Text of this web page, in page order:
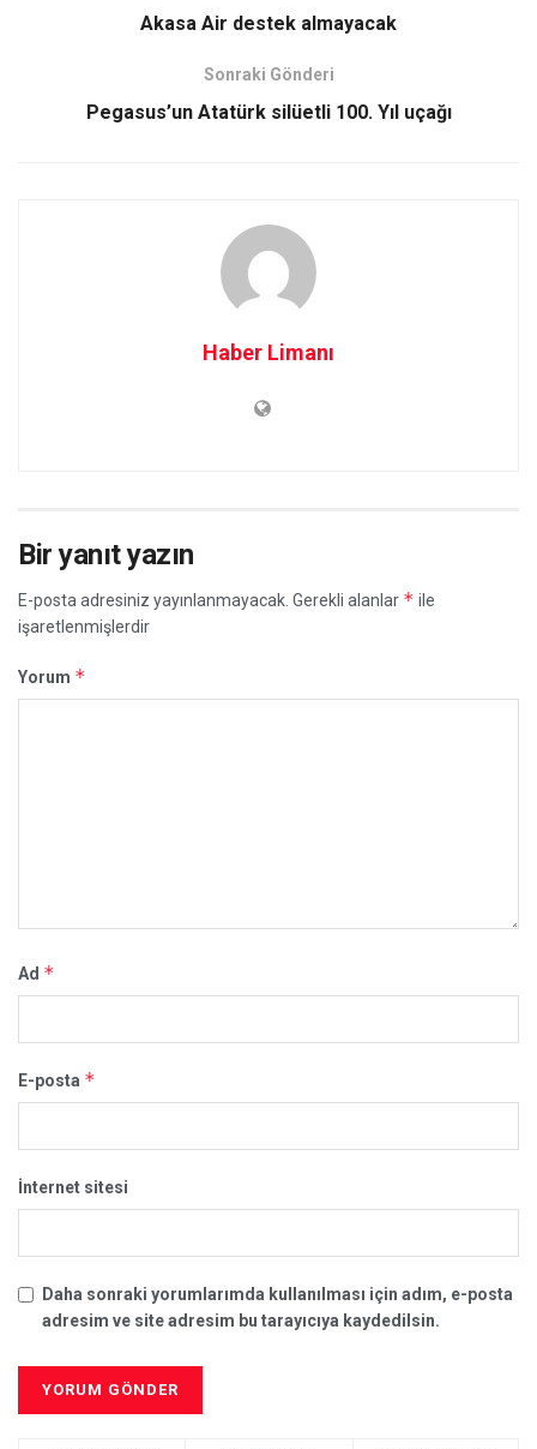
Akasa Air destek almayacak
Sonraki Gönderi
Pegasus’un Atatürk silüetli 100. Yıl uçağı
Haber Limanı
Bir yanıt yazın
E-posta adresiniz yayınlanmayacak. Gerekli alanlar * ile
işaretlenmişlerdir
Yorum *
Ad *
E-posta *
İnternet sitesi
Daha sonraki yorumlarımda kullanılması için adım, e-posta
adresim ve site adresim bu tarayıcıya kaydedilsin.